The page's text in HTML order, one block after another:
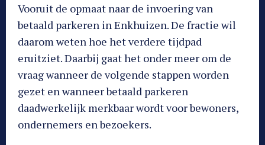
Vooruit de opmaat naar de invoering van
betaald parkeren in Enkhuizen. De fractie wil
daarom weten hoe het verdere tijdpad
eruitziet. Daarbij gaat het onder meer om de
vraag wanneer de volgende stappen worden
gezet en wanneer betaald parkeren
daadwerkelijk merkbaar wordt voor bewoners,
ondernemers en bezoekers.